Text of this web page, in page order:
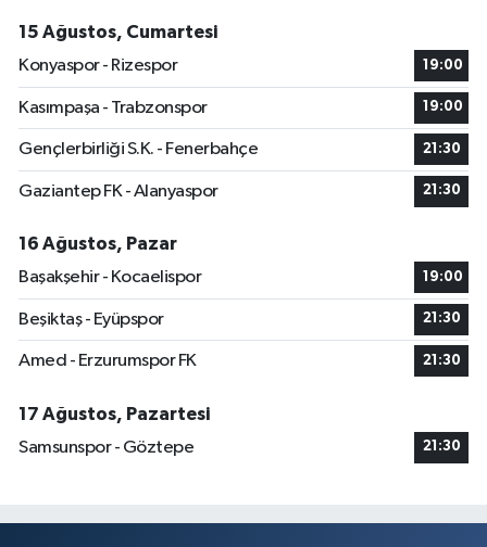
15 Ağustos, Cumartesi
Konyaspor - Rizespor
19:00
Kasımpaşa - Trabzonspor 19:00
Gençlerbirliği S.K. - Fenerbahçe 21:30
Gaziantep FK - Alanyaspor 21:30
16 Ağustos, Pazar
Başakşehir - Kocaelispor
19:00
Beşiktaş - Eyüpspor 21:30
Amed - Erzurumspor FK 21:30
17 Ağustos, Pazartesi
Samsunspor - Göztepe
21:30